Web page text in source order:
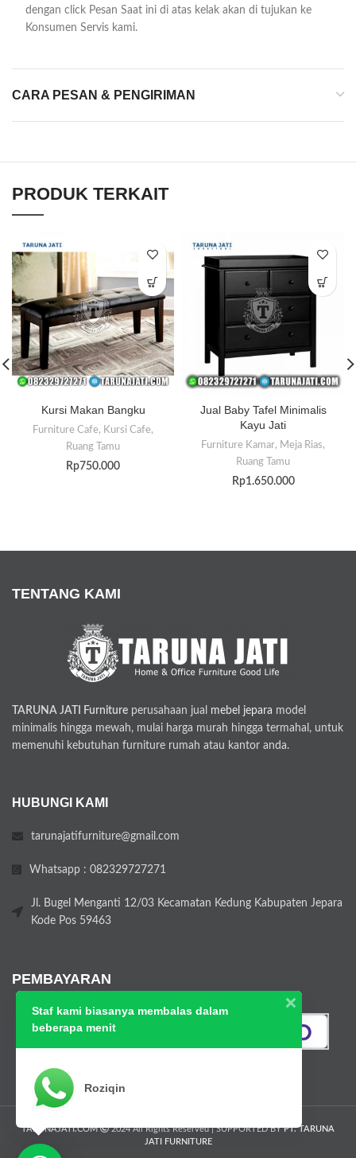
dengan click Pesan Saat ini di atas kelak akan di tujukan ke
Konsumen Servis kami.
CARA PESAN & PENGIRIMAN
PRODUK TERKAIT
Kursi Makan Bangku
Furniture Cafe, Kursi Cafe,
Ruang Tamu
Rp750.000
Jual Baby Tafel Minimalis
Kayu Jati
Furniture Kamar, Meja Rias,
Ruang Tamu
Rp1.650.000
TENTANG KAMI
TARUNA JATI Furniture perusahaan jual mebel jepara model
minimalis hingga mewah, mulai harga murah hingga termahal, untuk
memenuhi kebutuhan furniture rumah atau kantor anda.
HUBUNGI KAMI
tarunajatifurniture@gmail.com
Whatsapp : 082329727271
Jl. Bugel Menganti 12/03 Kecamatan Kedung Kabupaten Jepara
Kode Pos 59463
PEMBAYARAN
TARUNAJATI.COM 2024 All Rights Reserved | SUPPORTED BYPT. TARUNA
JATI FURNITURE
Staf kami biasanya membalas dalam
beberapa menit
Roziqin